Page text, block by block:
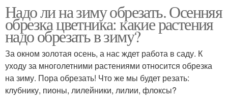
Надо ли на зиму обрезать. Осенняя
обрезка цветника: какие растения
надо обрезать в зиму?
За окном золотая осень, а нас ждет работа в саду. К
уходу за многолетними растениями относится обрезка
на зиму. Пора обрезать! Что же мы будет резать:
клубнику, пионы, лилейники, лилии, флоксы?